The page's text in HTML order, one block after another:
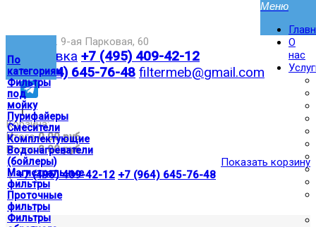
По
категориям
Фильтры
под
мойку
Пурифайеры
Смесители
Комплектующие
Водонагреватели
(бойлеры)
Магистральные
фильтры
Проточные
фильтры
Фильтры
Москва,ул. 9-ая Парковая, 60
Доставка +7 (495) 409-42-12
+7 (964) 645-76-48 filtermeb@gmail.com
|
Корзина:
Итого0.00 руб
Итого0.00 руб
Показать корзину
| +7 (495) 409-42-12 +7 (964) 645-76-48
О
нас